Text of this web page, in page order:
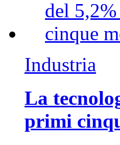
Industria
La
primi